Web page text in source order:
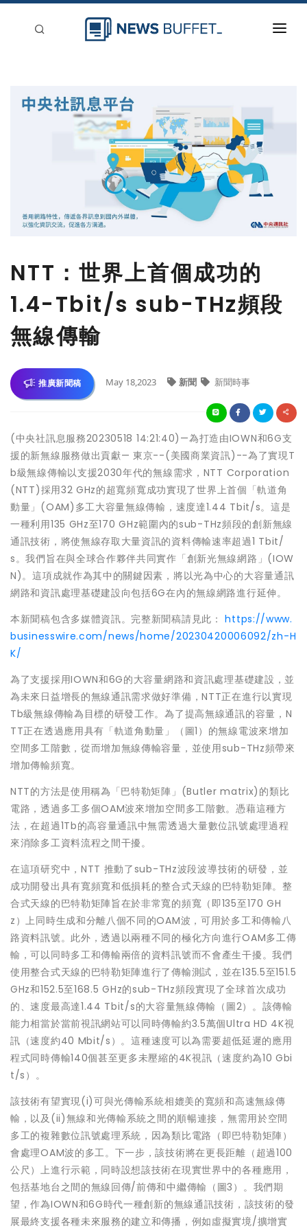
NTT：世界上首個成功的
1.4-Tbit/s sub-THz頻段
無線傳輸
推廣新聞稿 May 18,2023 新聞 新聞時事
(中央社訊息服務20230518 14:21:40)—為打造由IOWN和6G支
援的新無線服務做出貢獻— 東京--(美國商業資訊)--為了實現T
b級無線傳輸以支援2030年代的無線需求，NTT Corporation
(NTT)採用32 GHz的超寬頻寬成功實現了世界上首個「軌道角
動量」(OAM)多工大容量無線傳輸，速度達1.44 Tbit/s。這是
一種利用135 GHz至170 GHz範圍內的sub-THz頻段的創新無線
通訊技術，將使無線存取大量資訊的資料傳輸速率超過1 Tbit/
s。我們旨在與全球合作夥伴共同實作「創新光無線網路」(IOW
N)。這項成就作為其中的關鍵因素，將以光為中心的大容量通訊
網路和資訊處理基礎建設向包括6G在內的無線網路進行延伸。
本新聞稿包含多媒體資訊。完整新聞稿請見此：https://www.
businesswire.com/news/home/20230420006092/zh-H
K/
為了支援採用IOWN和6G的大容量網路和資訊處理基礎建設，並
為未來日益增長的無線通訊需求做好準備，NTT正在進行以實現
Tb級無線傳輸為目標的研發工作。為了提高無線通訊的容量，N
TT正在透過應用具有「軌道角動量」（圖1）的無線電波來增加
空間多工階數，從而增加無線傳輸容量，並使用sub-THz頻帶來
增加傳輸頻寬。
NTT的方法是使用稱為「巴特勒矩陣」(Butler matrix)的類比
電路，透過多工多個OAM波來增加空間多工階數。憑藉這種方
法，在超過1Tb的高容量通訊中無需透過大量數位訊號處理過程
來消除多工資料流程之間干擾。
在這項研究中，NTT 推動了sub-THz波段波導技術的研發，並
成功開發出具有寬頻寬和低損耗的整合式天線的巴特勒矩陣。整
合式天線的巴特勒矩陣旨在於非常寬的頻寬（即135至170 GH
z）上同時生成和分離八個不同的OAM波，可用於多工和傳輸八
路資料訊號。此外，透過以兩種不同的極化方向進行OAM多工傳
輸，可以同時多工和傳輸兩倍的資料訊號而不會產生干擾。我們
使用整合式天線的巴特勒矩陣進行了傳輸測試，並在135.5至151.5
GHz和152.5至168.5 GHz的sub-THz頻段實現了全球首次成功
的、速度最高達1.44 Tbit/s的大容量無線傳輸（圖2）。該傳輸
能力相當於當前視訊網站可以同時傳輸約3.5萬個Ultra HD 4K視
訊（速度約40 Mbit/s）。這種速度可以為需要超低延遲的應用
程式同時傳輸140個甚至更多未壓縮的4K視訊（速度約為10 Gbi
t/s）。
該技術有望實現(i)可與光傳輸系統相媲美的寬頻和高速無線傳
輸，以及(ii)無線和光傳輸系統之間的順暢連接，無需用於空間
多工的複雜數位訊號處理系統，因為類比電路（即巴特勒矩陣）
會處理OAM波的多工。下一步，該技術將在更長距離（超過100
公尺）上進行示範，同時設想該技術在現實世界中的各種應用，
包括基地台之間的無線回傳/前傳和中繼傳輸（圖3）。我們期
望，作為IOWN和6G時代一種創新的無線通訊技術，該技術的發
展最終支援各種未來服務的建立和傳播，例如虛擬實境/擴增實